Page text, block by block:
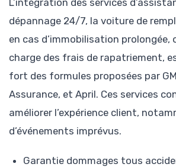
dépannage 24/7, la voiture de
en cas d’immobilisation prolongée,
charge des frais de rapatriement,
fort des formules proposées par
Assurance, et April. Ces services
améliorer l’expérience client,
d’événements imprévus.
Garantie dommages tous